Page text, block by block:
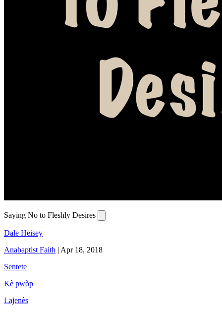
Saying No to Fleshly Desires
Dale Heisey
Anabaptist Faith | Apr 18, 2018
Sentete
Kè pwòp
Lajenès